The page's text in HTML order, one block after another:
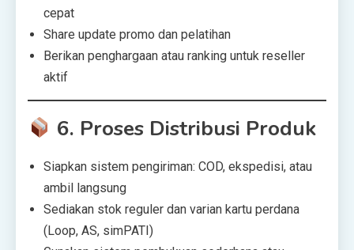
cepat
Share update promo dan pelatihan
Berikan penghargaan atau ranking untuk reseller
aktif
6. Proses Distribusi Produk
Siapkan sistem pengiriman: COD, ekspedisi, atau
ambil langsung
Sediakan stok reguler dan varian kartu perdana
(Loop, AS, simPATI)